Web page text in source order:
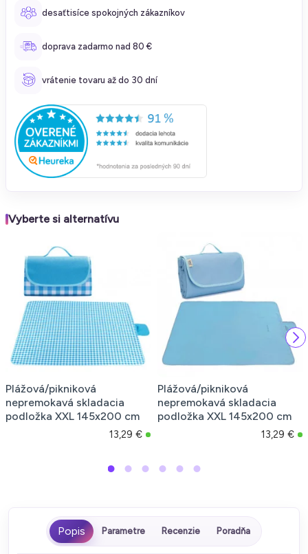
desaťtisíce spokojných zákazníkov
doprava zadarmo nad 80 €
vrátenie tovaru až do 30 dní
Vyberte si alternatívu
Plážová/pikniková
nepremokavá skladacia
podložka XXL 145x200 cm
13,29 €
Plážová/pikniková
nepremokavá skladacia
podložka XXL 145x200 cm
13,29 €
Parametre Recenzie Poradňa